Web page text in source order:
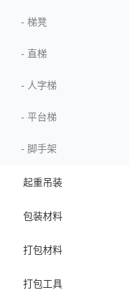
- 梯凳
- 直梯
- 人字梯
- 平台梯
- 脚手架
起重吊装
包装材料
打包材料
打包工具